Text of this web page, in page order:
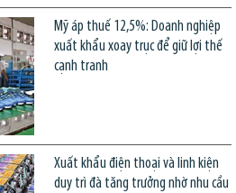
Mỹ áp thuế 12,5%: Doanh nghiệp
xuất khẩu xoay trục để giữ lợi thế
cạnh tranh
Xuất khẩu điện thoại và linh kiện
duy trì đà tăng trưởng nhờ nhu cầu